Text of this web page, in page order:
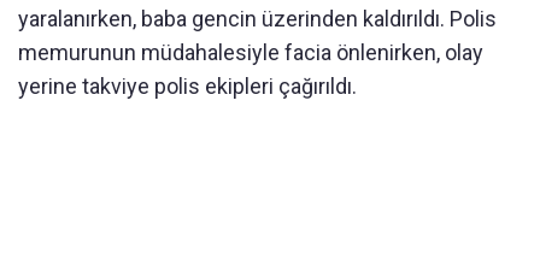
yaralanırken, baba gencin üzerinden kaldırıldı. Polis
memurunun müdahalesiyle facia önlenirken, olay
yerine takviye polis ekipleri çağırıldı.